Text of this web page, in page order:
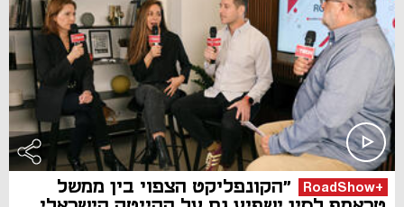
+RoadShow
"הקונפליקט הצפוי בין ממשל